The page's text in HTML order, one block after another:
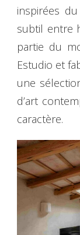
inspirées
subtil entre
partie du
Estudio et
une
d’art
caractère.